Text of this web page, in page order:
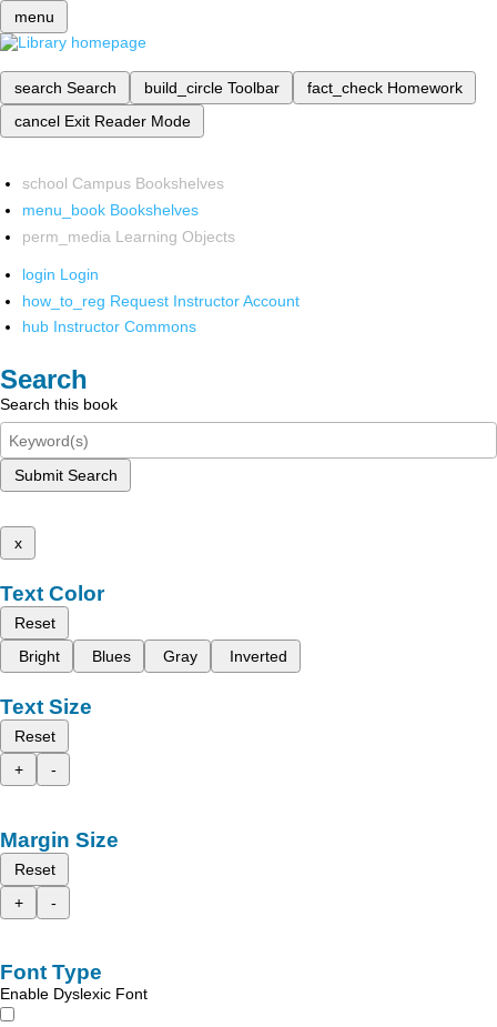
menu
search Search build_circle Toolbar fact_check Homework
cancel Exit Reader Mode
school Campus Bookshelves
menu_book Bookshelves
perm_media Learning Objects
login Login
how_to_reg Request Instructor Account
hub Instructor Commons
Search
Search this book
Submit Search
x
Text Color
Reset
Bright
Blues Gray Inverted
Text Size
Reset
+
-
Margin Size
Reset
+
-
Font Type
Enable Dyslexic Font